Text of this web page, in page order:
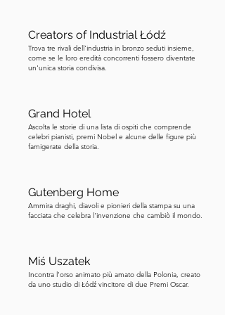
per quasi due secoli. Ha alimentato
ondate di persecuzioni, torture ed
esecuzioni in tutto il continente. Puoi
paura. L'edificio stesso è stato
commissionato da Jan Petersilge, un
tipografo ed editore che gestiva il
posteriore. Gli elaborati ornamenti
gotici e rinascimentali tedeschi sulla
l'industriale Łódź. I tedeschi arrivarono
dalla Sassonia, dalla Slesia e dal
Creators of Industrial Łódź
Trova tre rivali dell'industria in bronzo seduti insieme,
come se le loro eredità concorrenti fossero diventate
un'unica storia condivisa.
Grand Hotel
Ascolta le storie di una lista di ospiti che comprende
celebri pianisti, premi Nobel e alcune delle figure più
famigerate della storia.
Gutenberg Home
Ammira draghi, diavoli e pionieri della stampa su una
facciata che celebra l'invenzione che cambiò il mondo.
Miś Uszatek
Incontra l'orso animato più amato della Polonia, creato
da uno studio di Łódź vincitore di due Premi Oscar.